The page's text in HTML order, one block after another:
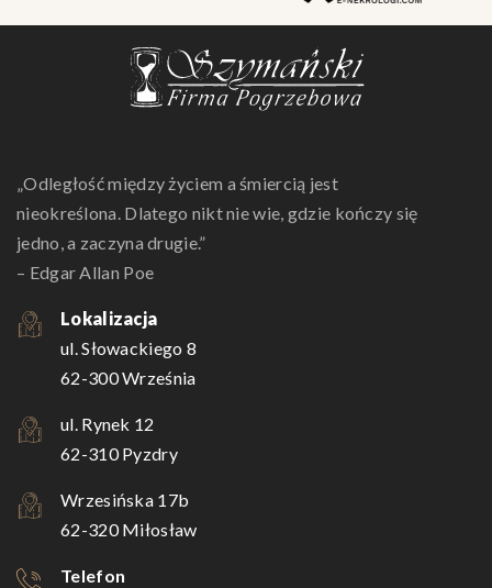
„Odległość między życiem a śmiercią jest
nieokreślona. Dlatego nikt nie wie, gdzie kończy się
jedno, a zaczyna drugie.”
– Edgar Allan Poe
Lokalizacja
ul. Słowackiego 8
62-300 Września
ul. Rynek 12
62-310 Pyzdry
Wrzesińska 17b
62-320 Miłosław
Telefon